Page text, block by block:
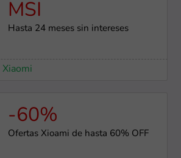
MSI
Hasta 24 meses sin intereses
Xiaomi
-60%
Ofertas Xioami de hasta 60% OFF